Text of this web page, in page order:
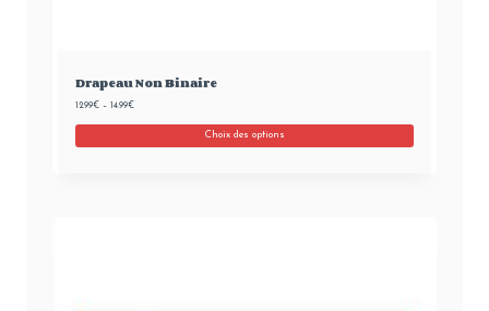
Drapeau Non Binaire
12.99€– 14.99€
Choix des options